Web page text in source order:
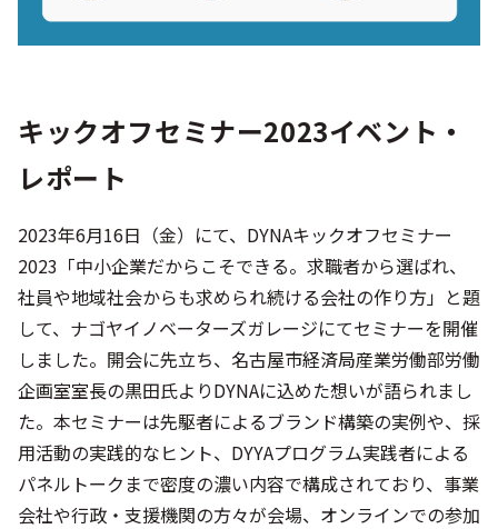
キックオフセミナー2023イベント・
レポート
2023年6月16日（金）にて、DYNAキックオフセミナー
2023「中小企業だからこそできる。求職者から選ばれ、
社員や地域社会からも求められ続ける会社の作り方」と題
して、ナゴヤイノベーターズガレージにてセミナーを開催
しました。開会に先立ち、名古屋市経済局産業労働部労働
企画室室長の黒田氏よりDYNAに込めた想いが語られまし
た。本セミナーは先駆者によるブランド構築の実例や、採
用活動の実践的なヒント、DYYAプログラム実践者による
パネルトークまで密度の濃い内容で構成されており、事業
会社や行政・支援機関の方々が会場、オンラインでの参加